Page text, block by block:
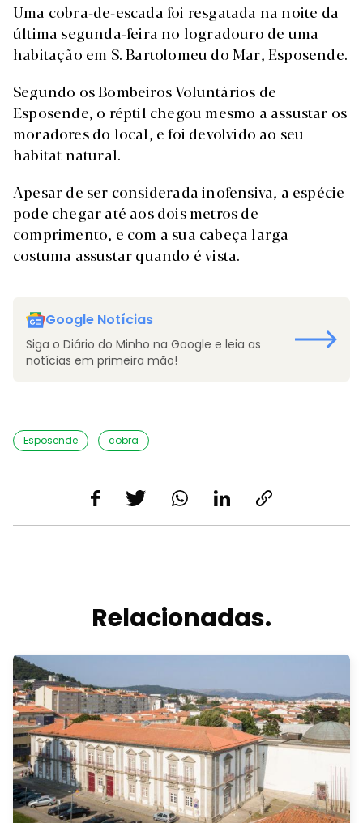
Uma cobra-de-escada foi resgatada na noite da
última segunda-feira no logradouro de uma
habitação em S. Bartolomeu do Mar, Esposende.
Segundo os Bombeiros Voluntários de
Esposende, o réptil chegou mesmo a assustar os
moradores do local, e foi devolvido ao seu
habitat natural.
Apesar de ser considerada inofensiva, a espécie
pode chegar até aos dois metros de
comprimento, e com a sua cabeça larga
costuma assustar quando é vista.
Google Notícias
Siga o Diário do Minho na Google e leia as
notícias em primeira mão!
Esposende cobra
Relacionadas.